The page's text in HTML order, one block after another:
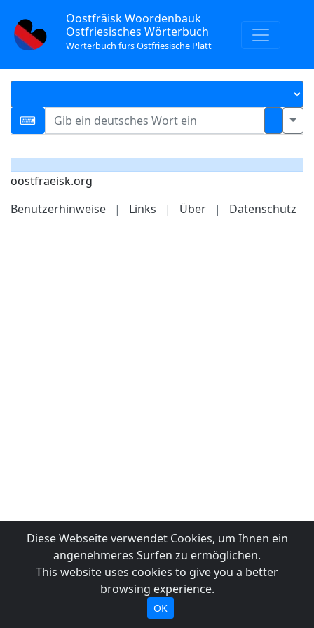
Oostfräisk Woordenbauk
Ostfriesisches Wörterbuch
Wörterbuch fürs Ostfriesische Platt
oostfraeisk.org
Benutzerhinweise
| Links | Über | Datenschutz
Diese Webseite verwendet Cookies, um Ihnen ein
angenehmeres Surfen zu ermöglichen.
This website uses cookies to give you a better
browsing experience.
OK